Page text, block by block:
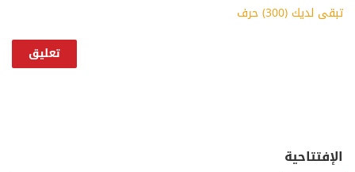
تبقى لديك (300) حرف
الإفتتاحية